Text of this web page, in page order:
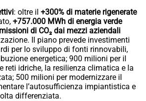
: oltre il +300% di materie rigenerate
+757.000 MWh di energia verde
di CO₂ dai mezzi aziendali
Il piano prevede investimenti
per lo sviluppo di fonti rinnovabili,
energetica; 900 milioni per il
reti idriche, la resilienza climatica e la
500 milioni per modernizzare il
l’autosufficienza impiantistica e
differenziata.